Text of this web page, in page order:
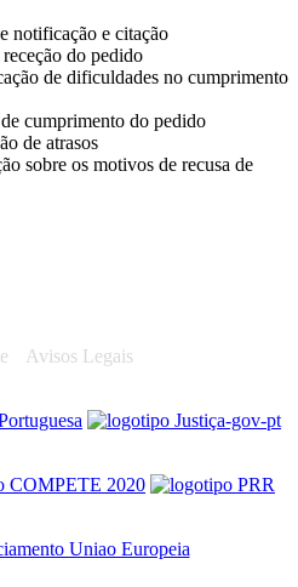
notificação e citação
do pedido
de dificuldades no cumprimento
cumprimento do pedido
de atrasos
sobre os motivos de recusa de
Avisos Legais